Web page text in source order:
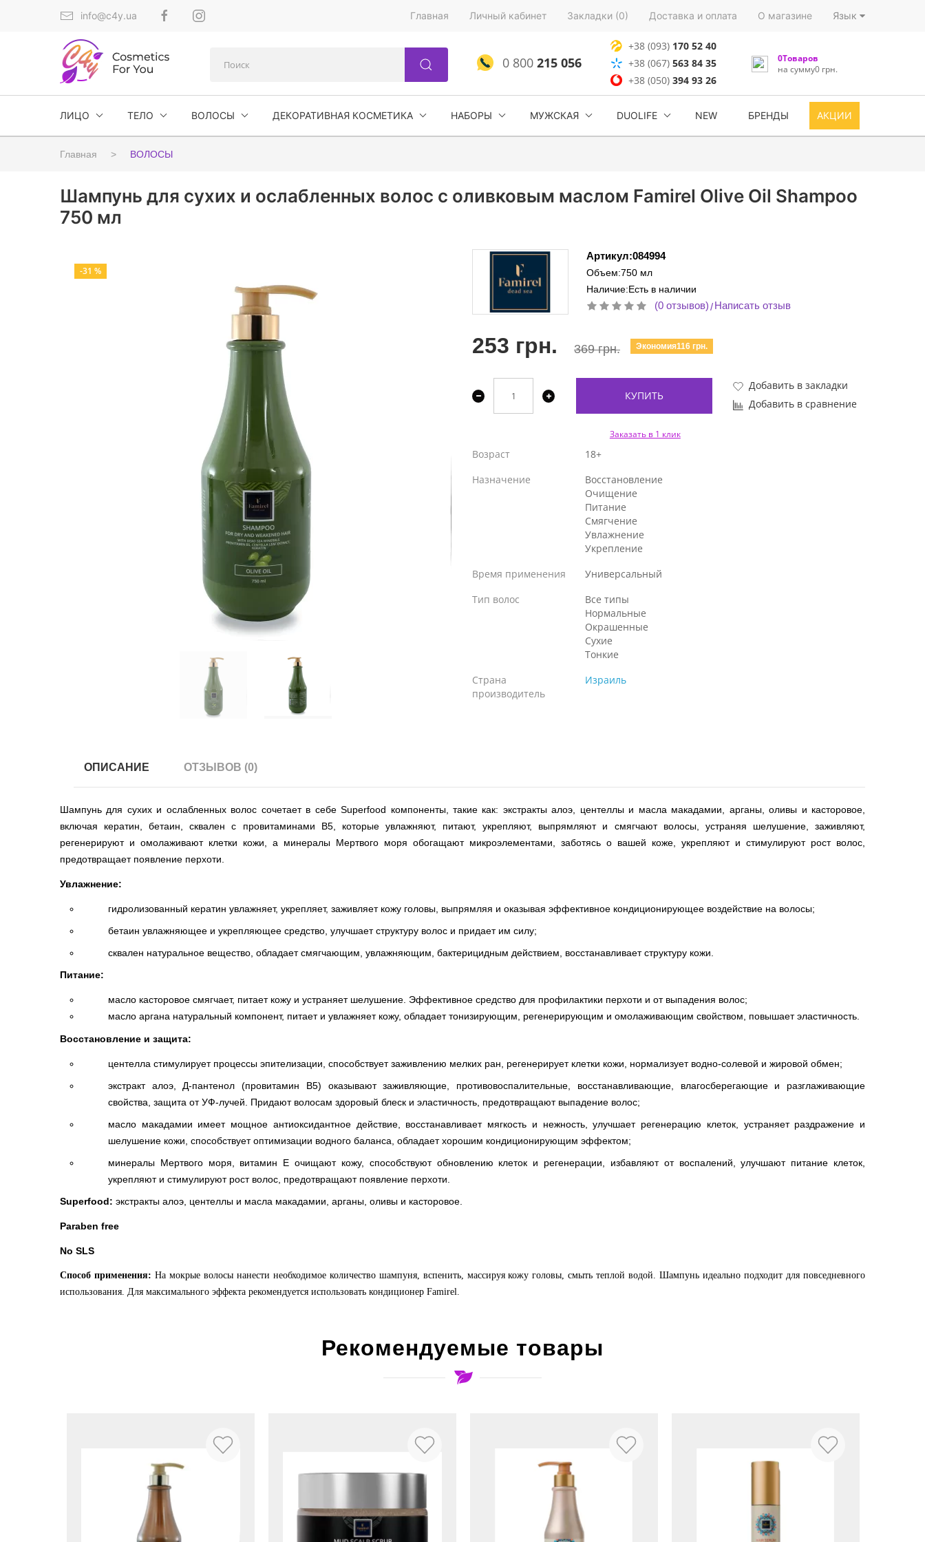
info@c4y.ua Главная Личный кабинет Закладки (0) Доставка и оплата О магазине Язык
0 800215 056
+38 (093) 170 52 40
+38 (067) 563 84 35
+38 (050)394 93 26
0Товаров
на сумму0 грн.
ЛИЦО ТЕЛО ВОЛОСЫ ДЕКОРАТИВНАЯ КОСМЕТИКА НАБОРЫ МУЖСКАЯ DUOLIFE NEW БРЕНДЫ АКЦИИ
Главная ВОЛОСЫ
Шампунь для сухих и ослабленных волос с оливковым маслом Famirel Olive Oil Shampoo
750 мл
-31 %
Артикул:084994
Объем:750 мл
Наличие:Есть в наличии
(0 отзывов)/Написать отзыв
253 грн. 369 грн. Экономия116 грн.
КУПИТЬ
Добавить в закладки
Добавить в сравнение
Заказать в 1 клик
Возраст
18+
Назначение
Восстановление
Очищение
Питание
Смягчение
Увлажнение
Укрепление
Время применения
Универсальный
Тип волос
Все типы
Нормальные
Окрашенные
Сухие
Тонкие
Страна
производитель
Израиль
ОПИСАНИЕ ОТЗЫВОВ (0)
Шампунь для сухих и ослабленных волос сочетает в себе Superfood компоненты, такие как: экстракты алоэ, центеллы и масла макадамии, арганы, оливы и касторовое,
включая кератин, бетаин, сквален с провитаминами B5, которые увлажняют, питают, укрепляют, выпрямляют и смягчают волосы, устраняя шелушение, заживляют,
регенерируют и омолаживают клетки кожи, а минералы Мертвого моря обогащают микроэлементами, заботясь о вашей коже, укрепляют и стимулируют рост волос,
предотвращает появление перхоти.
Увлажнение:
гидролизованный кератин увлажняет, укрепляет, заживляет кожу головы, выпрямляя и оказывая эффективное кондиционирующее воздействие на волосы;
бетаин увлажняющее и укрепляющее средство, улучшает структуру волос и придает им силу;
сквален натуральное вещество, обладает смягчающим, увлажняющим, бактерицидным действием, восстанавливает структуру кожи.
Питание:
масло касторовое смягчает, питает кожу и устраняет шелушение. Эффективное средство для профилактики перхоти и от выпадения волос;
масло аргана натуральный компонент, питает и увлажняет кожу, обладает тонизирующим, регенерирующим и омолаживающим свойством, повышает эластичность.
Восстановление и защита:
центелла стимулирует процессы эпителизации, способствует заживлению мелких ран, регенерирует клетки кожи, нормализует водно-солевой и жировой обмен;
экстракт алоэ, Д-пантенол (провитамин В5) оказывают заживляющие, противовоспалительные, восстанавливающие, влагосберегающие и разглаживающие
свойства, защита от УФ-лучей. Придают волосам здоровый блеск и эластичность, предотвращают выпадение волос;
масло макадамии имеет мощное антиоксидантное действие, восстанавливает мягкость и нежность, улучшает регенерацию клеток, устраняет раздражение и
шелушение кожи, способствует оптимизации водного баланса, обладает хорошим кондиционирующим эффектом;
минералы Мертвого моря, витамин Е очищают кожу, способствуют обновлению клеток и регенерации, избавляют от воспалений, улучшают питание клеток,
укрепляют и стимулируют рост волос, предотвращают появление перхоти.
Superfood: экстракты алоэ, центеллы и масла макадамии, арганы, оливы и касторовое.
Paraben free
No SLS
Способ применения: На мокрые волосы нанести необходимое количество шампуня, вспенить, массируя кожу головы, смыть теплой водой. Шампунь идеально подходит для повседневного
использования. Для максимального эффекта рекомендуется использовать кондиционер Famirel.
Рекомендуемые товары